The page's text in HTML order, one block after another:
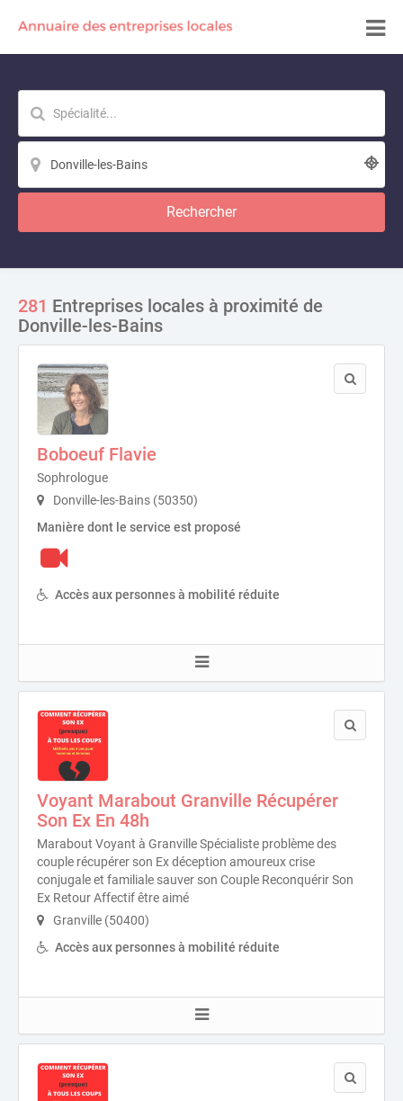
Rechercher
281 Entreprises locales à proximité de
Donville-les-Bains
Boboeuf Flavie
Sophrologue
Donville-les-Bains (50350)
Manière dont le service est proposé
Accès aux personnes à mobilité réduite
Voyant Marabout Granville Récupérer
Son Ex En 48h
Marabout Voyant à Granville Spécialiste problème des
couple récupérer son Ex déception amoureux crise
conjugale et familiale sauver son Couple Reconquérir Son
Ex Retour Affectif être aimé
Granville (50400)
Accès aux personnes à mobilité réduite